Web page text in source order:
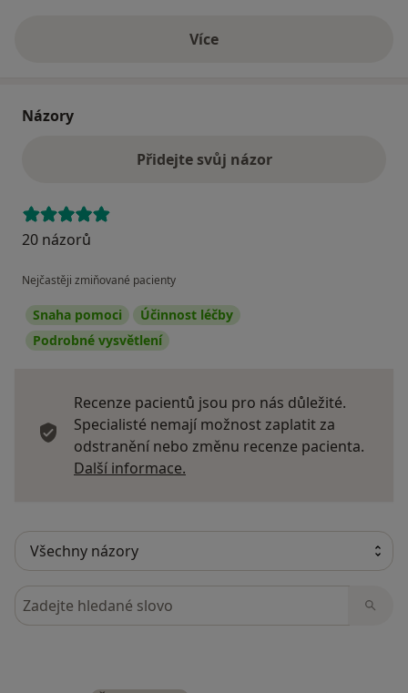
Víceo adrese
Názory
Přidejte svůj názor
20 názorů
Nejčastěji zmiňované pacienty
Snaha pomoci
Účinnost léčby
Podrobné vysvětlení
Recenze pacientů jsou pro nás důležité.
Specialisté nemají možnost zaplatit za
odstranění nebo změnu recenze pacienta.
Další informace.
Hledejte v názorech